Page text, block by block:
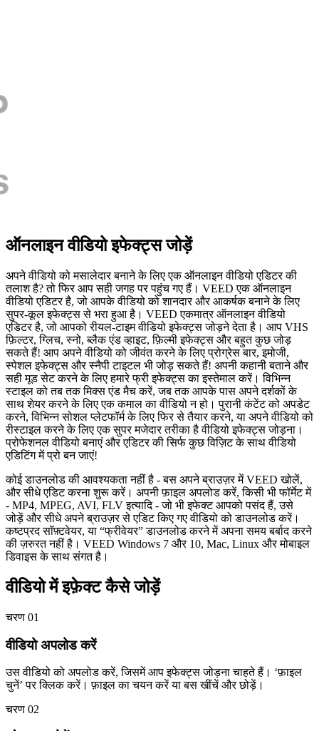
ऑनलाइन वीडियो इफेक्ट्स जोड़ें
अपने वीडियो को मसालेदार बनाने के लिए एक ऑनलाइन वीडियो एडिटर की
तलाश है? तो फिर आप सही जगह पर पहुंच गए हैं। VEED एक ऑनलाइन
वीडियो एडिटर है, जो आपके वीडियो को शानदार और आकर्षक बनाने के लिए
सुपर-कूल इफेक्ट्स से भरा हुआ है। VEED एकमात्र ऑनलाइन वीडियो
एडिटर है, जो आपको रीयल-टाइम वीडियो इफेक्ट्स जोड़ने देता है। आप VHS
फ़िल्टर, ग्लिच, स्नो, ब्लैक एंड व्हाइट, फ़िल्मी इफेक्ट्स और बहुत कुछ जोड़
सकते हैं! आप अपने वीडियो को जीवंत करने के लिए प्रोग्रेस बार, इमोजी,
स्पेशल इफेक्ट्स और स्नैपी टाइटल भी जोड़ सकते हैं! अपनी कहानी बताने और
सही मूड सेट करने के लिए हमारे फ्री इफेक्ट्स का इस्तेमाल करें। विभिन्न
स्टाइल को तब तक मिक्स एंड मैच करें, जब तक आपके पास अपने दर्शकों के
साथ शेयर करने के लिए एक कमाल का वीडियो न हो। पुरानी कंटेंट को अपडेट
करने, विभिन्न सोशल प्लेटफॉर्म के लिए फिर से तैयार करने, या अपने वीडियो को
रीस्टाइल करने के लिए एक सुपर मजेदार तरीका है वीडियो इफेक्ट्स जोड़ना।
प्रोफेशनल वीडियो बनाएं और एडिटर की सिर्फ कुछ विज़िट के साथ वीडियो
एडिटिंग में प्रो बन जाएं!
कोई डाउनलोड की आवश्यकता नहीं है - बस अपने ब्राउज़र में VEED खोलें,
और सीधे एडिट करना शुरू करें। अपनी फ़ाइल अपलोड करें, किसी भी फॉर्मेट में
- MP4, MPEG, AVI, FLV इत्यादि - जो भी इफेक्ट आपको पसंद हैं, उसे
जोड़ें और सीधे अपने ब्राउज़र से एडिट किए गए वीडियो को डाउनलोड करें।
कष्टप्रद सॉफ़्टवेयर, या “फ्रीवेयर” डाउनलोड करने में अपना समय बर्बाद करने
की ज़रुरत नहीं है। VEED Windows 7 और 10, Mac, Linux और मोबाइल
डिवाइस के साथ संगत है।
वीडियो में इफ़ेक्ट कैसे जोड़ें
चरण 01
वीडियो अपलोड करें
उस वीडियो को अपलोड करें, जिसमें आप इफेक्ट्स जोड़ना चाहते हैं। ‘फ़ाइल
चुनें’ पर क्लिक करें। फ़ाइल का चयन करें या बस खींचें और छोड़ें।
चरण 02